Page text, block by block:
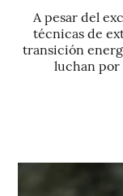
A pesar del
técnicas de
transición
luchan por